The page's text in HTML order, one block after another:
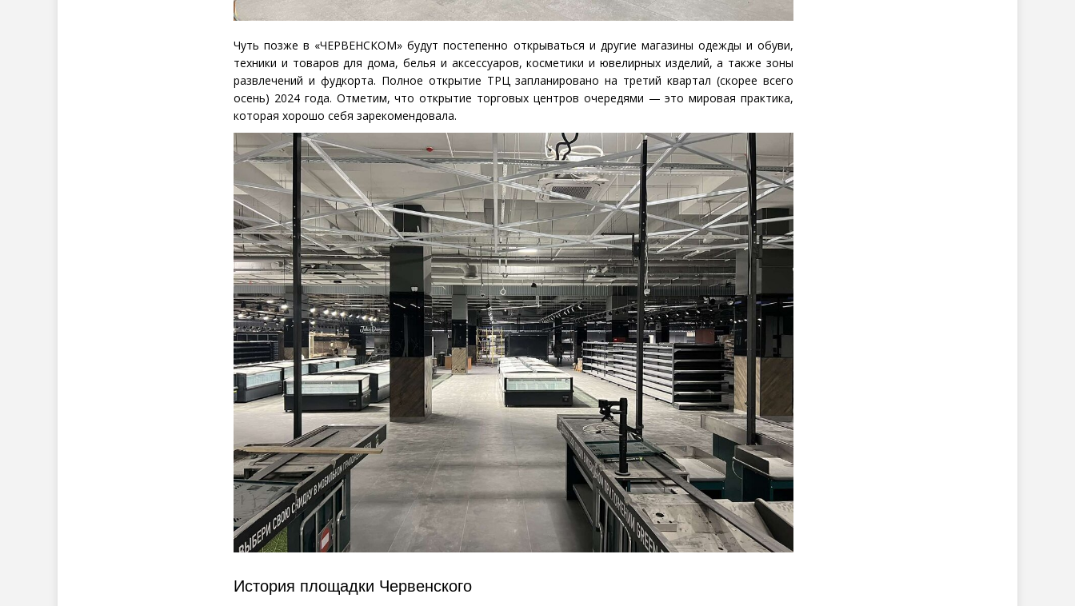
Чуть позже в «ЧЕРВЕНСКОМ» будут постепенно открываться и другие магазины одежды и обуви,
техники и товаров для дома, белья и аксессуаров, косметики и ювелирных изделий, а также зоны
развлечений и фудкорта. Полное открытие ТРЦ запланировано на третий квартал (скорее всего
осень) 2024 года. Отметим, что открытие торговых центров очередями — это мировая практика,
которая хорошо себя зарекомендовала.
История площадки Червенского